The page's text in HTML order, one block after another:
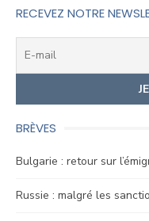
RECEVEZ NOTRE
BRÈVES
Bulgarie : retour sur
Russie : malgré les